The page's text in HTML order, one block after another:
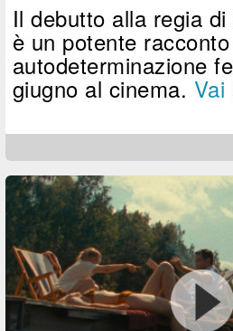
Il debutto alla regia
è un potente
autodeterminazione
giugno al cinema. Vai